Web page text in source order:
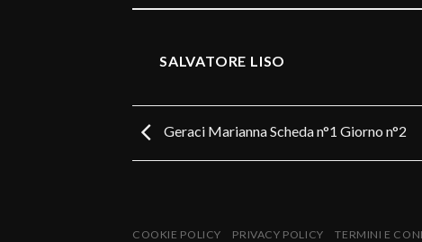
SALVATORE LISO
Geraci Marianna Scheda n°1 Giorno n°2
COOKIE POLICY PRIVACY POLICY TERMINI E